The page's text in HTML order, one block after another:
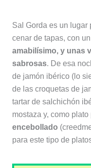
Sal Gorda es un lugar
cenar de tapas, con un
amabilísimo, y unas
sabrosas. De esa
de jamón ibérico (lo
de las croquetas de
tartar de salchichón
mostaza y, como
encebollado
para este tipo de